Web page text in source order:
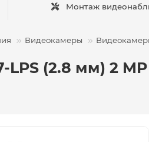
Монтаж
Видеокамеры
LPS (2.8 мм) 2